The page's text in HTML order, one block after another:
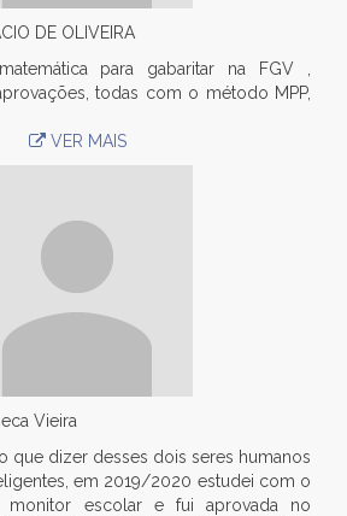
DE OLIVEIRA
para gabaritar na FGV ,
todas com o método MPP,
VER MAIS
Vieira
que dizer desses dois seres humanos
em 2019/2020 estudei com o
monitor escolar e fui aprovada no